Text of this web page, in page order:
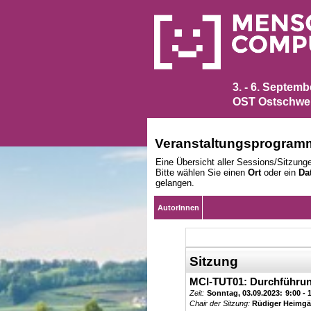
3. - 6.
OST
Eine Übersicht aller Sessions/
Bitte wählen Sie einen Ortoder ein
gelangen.
AutorInnen
Sitzung
MCI-TUT01:
Zeit: Sonntag, 03.09.2023: 9:00 -
Chair der Sitzung: Rüdiger